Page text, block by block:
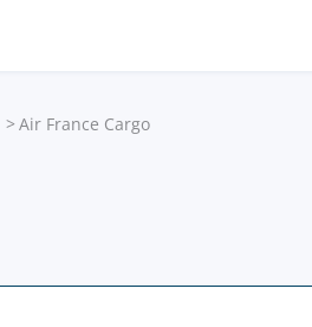
Air France Cargo